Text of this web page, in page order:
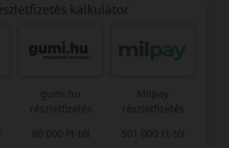
kalkulátor
gumi.hu
részletfizetés
80 000 Ft-tól
Milpay
részletfizetés
501 000 Ft-tól